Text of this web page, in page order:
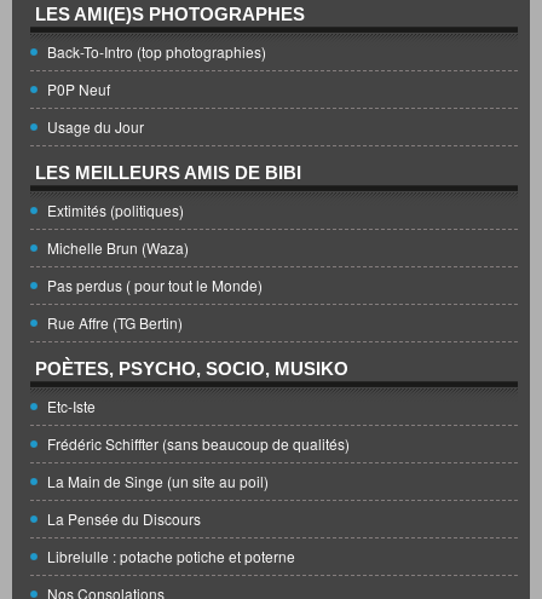
LES AMI(E)S PHOTOGRAPHES
Back-To-Intro (top photographies)
P0P Neuf
Usage du Jour
LES MEILLEURS AMIS DE BIBI
Extimités (politiques)
Michelle Brun (Waza)
Pas perdus ( pour tout le Monde)
Rue Affre (TG Bertin)
POÈTES, PSYCHO, SOCIO, MUSIKO
Etc-Iste
Frédéric Schiffter (sans beaucoup de qualités)
La Main de Singe (un site au poil)
La Pensée du Discours
Librelulle : potache potiche et poterne
Nos Consolations